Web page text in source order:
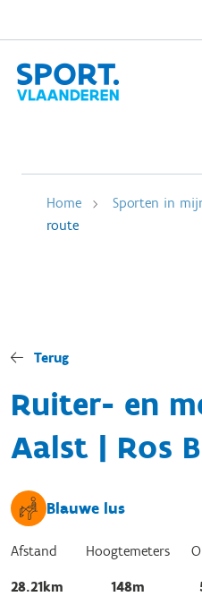
Home Sporten in
route
Terug
Ruiter- en
Aalst | Ros
Blauwe lus
Afstand
28.21km
Hoogtemeters
148m